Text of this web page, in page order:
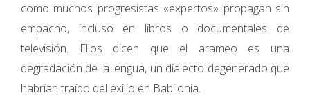
como muchos progresistas «expertos» propagan sin
empacho, incluso en libros o documentales de
televisión. Ellos dicen que el arameo es una
degradación de la lengua, un dialecto degenerado que
habrían traído del exilio en Babilonia.